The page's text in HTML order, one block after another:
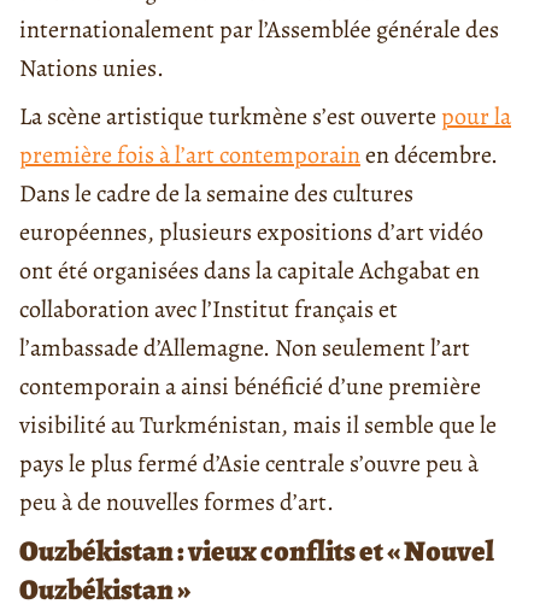
internationalement par l’Assemblée générale des
Nations unies.
La scène artistique turkmène s’est ouvertepour la
première fois à l’art contemporainen décembre.
Dans le cadre de la semaine des cultures
européennes, plusieurs expositions d’art vidéo
ont été organisées dans la capitale Achgabat en
collaboration avec l’Institut français et
l’ambassade d’Allemagne. Non seulement l’art
contemporain a ainsi bénéficié d’une première
visibilité au Turkménistan, mais il semble que le
pays le plus fermé d’Asie centrale s’ouvre peu à
peu à de nouvelles formes d’art.
Ouzbékistan : vieux conflits et « Nouvel
Ouzbékistan »